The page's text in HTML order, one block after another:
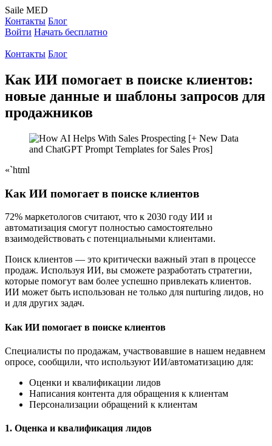
Saile MED
Контакты Блог
Войти Начать бесплатно
Контакты Блог
Как ИИ помогает в поиске клиентов:
новые данные и шаблоны запросов для
продажников
«`html
Как ИИ помогает в поиске клиентов
72% маркетологов считают, что к 2030 году ИИ и
автоматизация смогут полностью самостоятельно
взаимодействовать с потенциальными клиентами.
Поиск клиентов — это критически важный этап в процессе
продаж. Используя ИИ, вы сможете разработать стратегии,
которые помогут вам более успешно привлекать клиентов.
ИИ может быть использован не только для nurturing лидов, но
и для других задач.
Как ИИ помогает в поиске клиентов
Специалисты по продажам, участвовавшие в нашем недавнем
опросе, сообщили, что используют ИИ/автоматизацию для:
Оценки и квалификации лидов
Написания контента для обращения к клиентам
Персонализации обращений к клиентам
1. Оценка и квалификация лидов